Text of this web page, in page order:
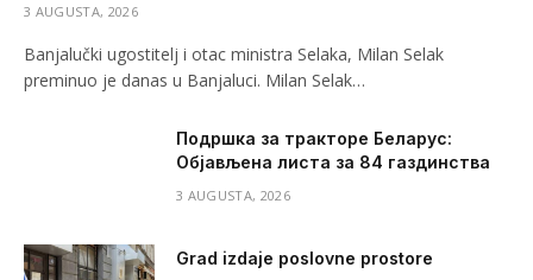
3 AUGUSTA, 2026
Banjalučki ugostitelj i otac ministra Selaka, Milan Selak
preminuo je danas u Banjaluci. Milan Selak…
Подршка за тракторе Беларус:
Објављена листа за 84 газдинства
3 AUGUSTA, 2026
Grad izdaje poslovne prostore